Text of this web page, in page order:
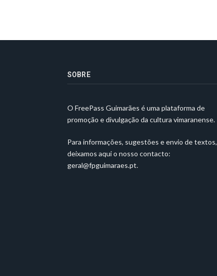
SOBRE
O FreePass Guimarães é uma plataforma de
promoção e divulgação da cultura vimaranense.
Para informações, sugestões e envio de textos,
deixamos aqui o nosso contacto:
geral@fpguimaraes.pt.